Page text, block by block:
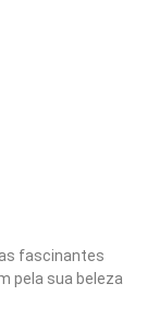
fascinantes
pela sua beleza